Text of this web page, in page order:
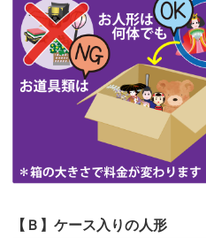
見つけまし...
第62回人形供養祭令和5
第61回人形供養祭 令和
第60回人形供養祭令和5
第59回人形供養祭 令和
第58回人形供養祭令和5
【Ｂ】ケース入りの人形